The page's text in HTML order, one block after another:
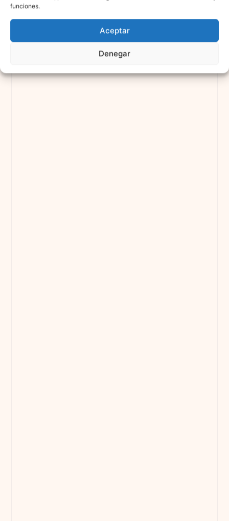
funciones.
Aceptar
Denegar